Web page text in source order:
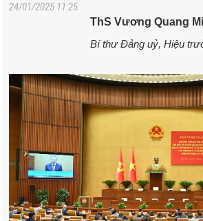
24/01/2025 11:25
ThS Vương Quang
Bí thư Đảng uỷ, Hiệu